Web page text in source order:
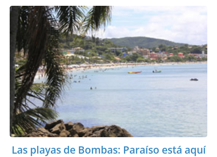
Las playas de Bombas: Paraíso está aquí